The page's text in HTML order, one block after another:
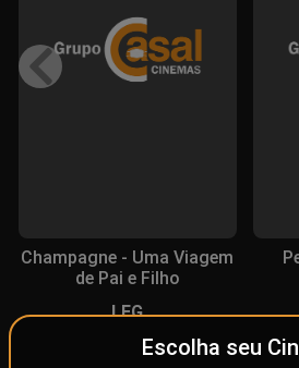
Champagne - Uma Viagem
de Pai e Filho
LEG
17:45Escolha seu